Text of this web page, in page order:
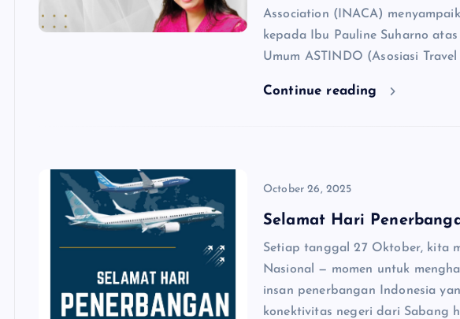
Association (INACA)
kepada Ibu Pauline Suharno
Umum ASTINDO (Asosiasi
Continue reading
October 26, 2025
Selamat Hari
Setiap tanggal 27 Oktober, kita
Nasional — momen untuk
insan penerbangan Indonesia
konektivitas negeri dari Sabang